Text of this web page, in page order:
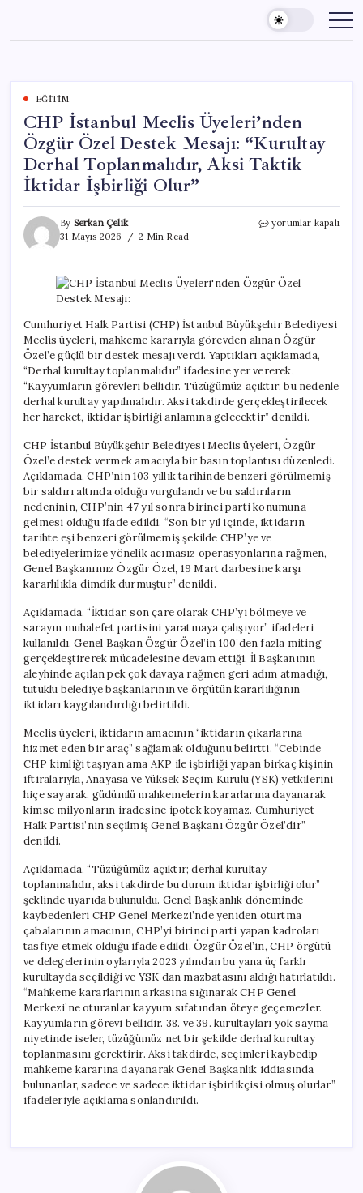
content
EĞITIM
CHP İstanbul Meclis Üyeleri’nden
Özgür Özel Destek Mesajı: “Kurultay
Derhal Toplanmalıdır, Aksi Taktik
İktidar İşbirliği Olur”
By Serkan Çelik
31 Mayıs 2026
2 Min Read
CHP
Özgür
Özel
Mesajı:
“Kurultay
Derhal
Toplanmalıdır,
Aksi
Taktik
İktidar
İşbirliği
için
yorumlar kapalı
Cumhuriyet Halk Partisi (CHP) İstanbul Büyükşehir Belediyesi
Meclis üyeleri, mahkeme kararıyla görevden alınan Özgür
Özel’e güçlü bir destek mesajı verdi. Yaptıkları açıklamada,
“Derhal kurultay toplanmalıdır” ifadesine yer vererek,
“Kayyumların görevleri bellidir. Tüzüğümüz açıktır; bu nedenle
derhal kurultay yapılmalıdır. Aksi takdirde gerçekleştirilecek
her hareket, iktidar işbirliği anlamına gelecektir” denildi.
CHP İstanbul Büyükşehir Belediyesi Meclis üyeleri, Özgür
Özel’e destek vermek amacıyla bir basın toplantısı düzenledi.
Açıklamada, CHP’nin 103 yıllık tarihinde benzeri görülmemiş
bir saldırı altında olduğu vurgulandı ve bu saldırıların
nedeninin, CHP’nin 47 yıl sonra birinci parti konumuna
gelmesi olduğu ifade edildi. “Son bir yıl içinde, iktidarın
tarihte eşi benzeri görülmemiş şekilde CHP’ye ve
belediyelerimize yönelik acımasız operasyonlarına rağmen,
Genel Başkanımız Özgür Özel, 19 Mart darbesine karşı
kararlılıkla dimdik durmuştur” denildi.
Açıklamada, “İktidar, son çare olarak CHP’yi bölmeye ve
sarayın muhalefet partisini yaratmaya çalışıyor” ifadeleri
kullanıldı. Genel Başkan Özgür Özel’in 100’den fazla miting
gerçekleştirerek mücadelesine devam ettiği, İl Başkanının
aleyhinde açılan pek çok davaya rağmen geri adım atmadığı,
tutuklu belediye başkanlarının ve örgütün kararlılığının
iktidarı kaygılandırdığı belirtildi.
Meclis üyeleri, iktidarın amacının “iktidarın çıkarlarına
hizmet eden bir araç” sağlamak olduğunu belirtti. “Cebinde
CHP kimliği taşıyan ama AKP ile işbirliği yapan birkaç kişinin
iftiralarıyla, Anayasa ve Yüksek Seçim Kurulu (YSK) yetkilerini
hiçe sayarak, güdümlü mahkemelerin kararlarına dayanarak
kimse milyonların iradesine ipotek koyamaz. Cumhuriyet
Halk Partisi’nin seçilmiş Genel Başkanı Özgür Özel’dir”
denildi.
Açıklamada, “Tüzüğümüz açıktır; derhal kurultay
toplanmalıdır, aksi takdirde bu durum iktidar işbirliği olur”
şeklinde uyarıda bulunuldu. Genel Başkanlık döneminde
kaybedenleri CHP Genel Merkezi’nde yeniden oturtma
çabalarının amacının, CHP’yi birinci parti yapan kadroları
tasfiye etmek olduğu ifade edildi. Özgür Özel’in, CHP örgütü
ve delegelerinin oylarıyla 2023 yılından bu yana üç farklı
kurultayda seçildiği ve YSK’dan mazbatasını aldığı hatırlatıldı.
“Mahkeme kararlarının arkasına sığınarak CHP Genel
Merkezi’ne oturanlar kayyum sıfatından öteye geçemezler.
Kayyumların görevi bellidir. 38. ve 39. kurultayları yok sayma
niyetinde iseler, tüzüğümüz net bir şekilde derhal kurultay
toplanmasını gerektirir. Aksi takdirde, seçimleri kaybedip
mahkeme kararına dayanarak Genel Başkanlık iddiasında
bulunanlar, sadece ve sadece iktidar işbirlikçisi olmuş olurlar”
ifadeleriyle açıklama sonlandırıldı.